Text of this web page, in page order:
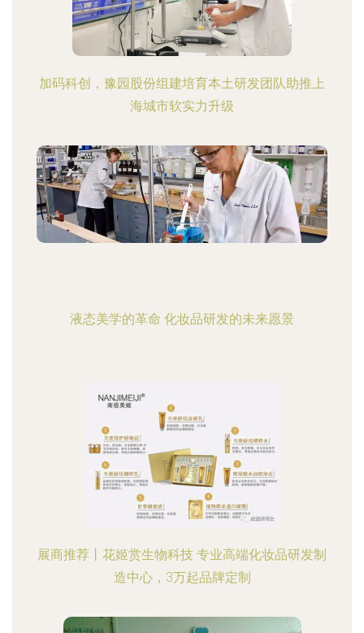
加码科创，豫园股份组建培育本土研发团队助推上
海城市软实力升级
液态美学的革命 化妆品研发的未来愿景
展商推荐丨花姬赏生物科技 专业高端化妆品研发制
造中心，3万起品牌定制